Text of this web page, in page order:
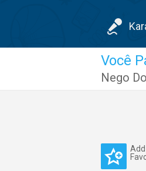
Você
Nego
Add